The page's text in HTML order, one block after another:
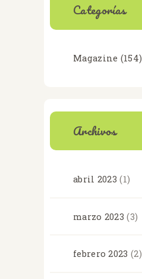
Categorías
Magazine (154)
Archivos
abril 2023 (1)
marzo 2023 (3)
febrero2023 (2)